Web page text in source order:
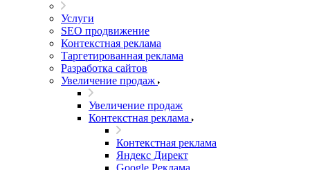
Услуги
SEO продвижение
Контекстная реклама
Таргетированная реклама
Разработка сайтов
Увеличение продаж
Увеличение продаж
Контекстная реклама
Контекстная реклама
Яндекс Директ
Google Реклама